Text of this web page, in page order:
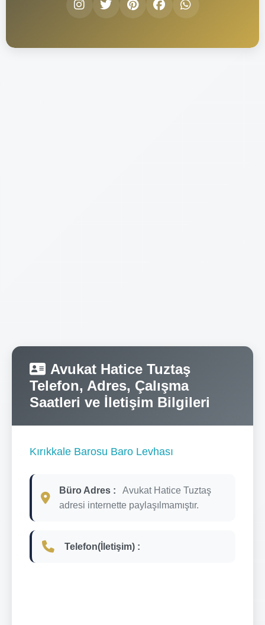
Avukat Hatice Tuztaş
Telefon, Adres, Çalışma
Saatleri ve İletişim Bilgileri
Kırıkkale Barosu Baro Levhası
Büro Adres :
Avukat Hatice Tuztaş
adresi internette paylaşılmamıştır.
Telefon(İletişim) :